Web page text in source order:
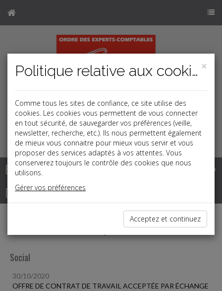
b
j
k
Base documentaire
Dépêches
Liste des dernières dépêches
Social
30/10/2020
OFFRE DE CONTRAT DE TRAVAIL ACCEPTÉE PAR ÉCHANGE
×
Politique relative aux cookies
Comme tous les sites de confiance, ce site utilise des
cookies. Les cookies vous permettent de vous connecter
en tout sécurité, de sauvegarder vos préférences (veille,
newsletter, recherche, etc.). Ils nous permettent également
de mieux vous connaitre pour mieux vous servir et vous
proposer des services adaptés à vos attentes. Vous
conserverez toujours le contrôle des cookies que nous
utilisons.
Gérer vos préférences
Acceptez et continuez